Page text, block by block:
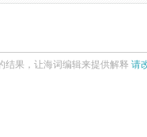
结果，让海词编辑来提供解释 请